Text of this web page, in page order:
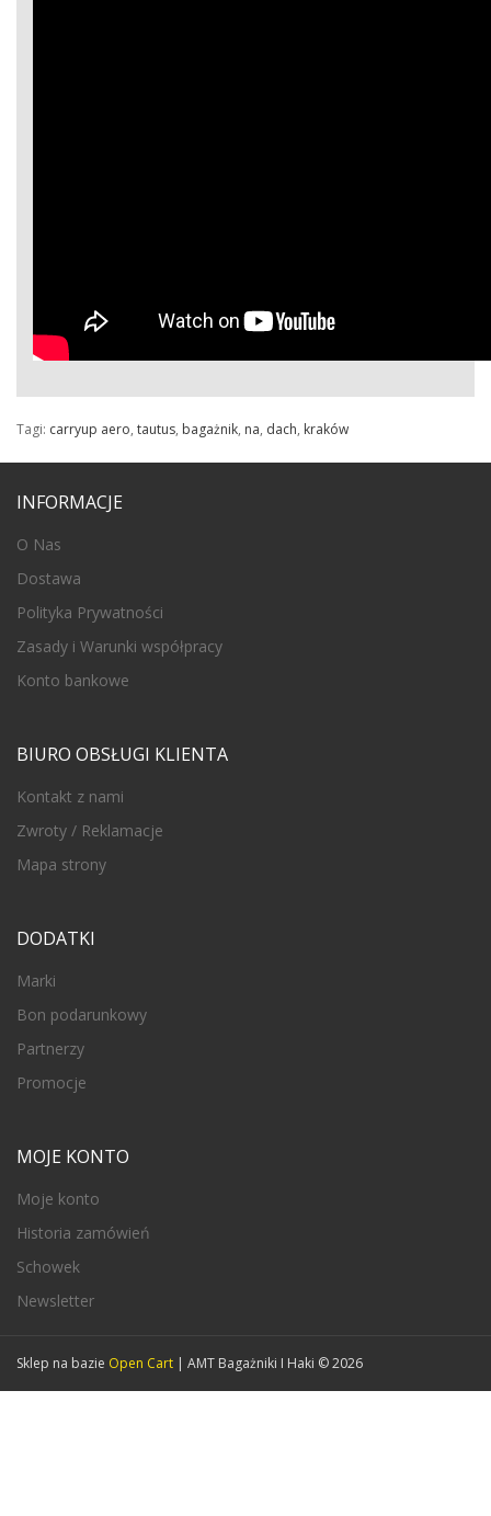
Tagi: carryup aero, tautus, bagażnik, na, dach, kraków
INFORMACJE
O Nas
Dostawa
Polityka Prywatności
Zasady i Warunki współpracy
Konto bankowe
BIURO OBSŁUGI KLIENTA
Kontakt z nami
Zwroty / Reklamacje
Mapa strony
DODATKI
Marki
Bon podarunkowy
Partnerzy
Promocje
MOJE KONTO
Moje konto
Historia zamówień
Schowek
Newsletter
Sklep na bazie Open Cart | AMT Bagażniki I Haki © 2026